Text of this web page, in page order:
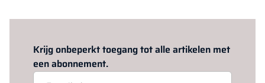
Krijg onbeperkt toegang tot alle artikelen met
een abonnement.